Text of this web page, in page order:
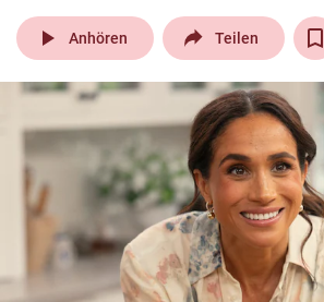
pin_drop
Wien
bookmark
search
Suchbegriff
eingeben
© Krone Multimedia GmbH & Co KG 2026
play_arrow Anhören Teilen